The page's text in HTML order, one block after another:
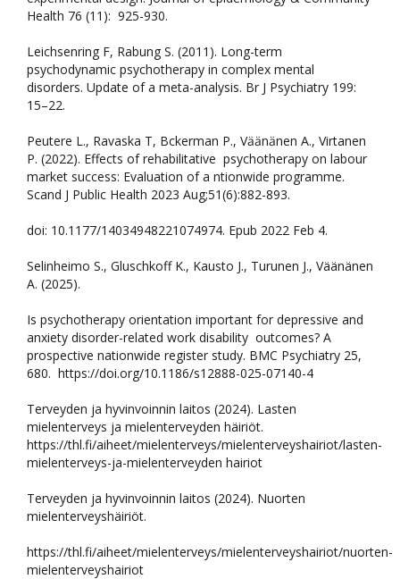
Health 76 (11): 925-930.
Leichsenring F, Rabung S. (2011). Long-term
psychodynamic psychotherapy in complex mental
disorders. Update of a meta-analysis. Br J Psychiatry 199:
15–22.
Peutere L., Ravaska T, Bӧckerman P., Vӓӓnӓnen A., Virtanen
P. (2022). Effects of rehabilitative psychotherapy on labour
market success: Evaluation of a ntionwide programme.
Scand J Public Health 2023 Aug;51(6):882-893.
doi: 10.1177/14034948221074974. Epub 2022 Feb 4.
Selinheimo S., Gluschkoff K., Kausto J., Turunen J., Väänänen
A. (2025).
Is psychotherapy orientation important for depressive and
anxiety disorder-related work disability outcomes? A
prospective nationwide register study. BMC Psychiatry 25,
680. https://doi.org/10.1186/s12888-025-07140-4
Terveyden ja hyvinvoinnin laitos (2024). Lasten
mielenterveys ja mielenterveyden häiriöt.
https://thl.fi/aiheet/mielenterveys/mielenterveyshairiot/lasten-
mielenterveys-ja-mielenterveyden hairiot
Terveyden ja hyvinvoinnin laitos (2024). Nuorten
mielenterveyshäiriöt.
https://thl.fi/aiheet/mielenterveys/mielenterveyshairiot/nuorten-
mielenterveyshairiot